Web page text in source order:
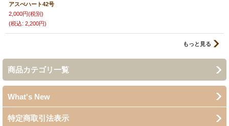
アスぺハート42号
2,000円(税別)
(税込: 2,200円)
もっと見る
商品カテゴリ一覧
What's New
特定商取引法表示